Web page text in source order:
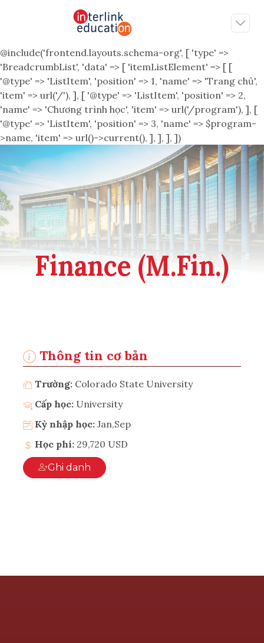
@include('frontend.layouts.schema-org', [ 'type' =>
'BreadcrumbList', 'data' => [ 'itemListElement' => [ [
'@type' => 'ListItem', 'position' => 1, 'name' => 'Trang chủ',
'item' => url('/'), ], [ '@type' => 'ListItem', 'position' => 2,
'name' => 'Chương trình học', 'item' => url('/program'), ], [
'@type' => 'ListItem', 'position' => 3, 'name' => $program-
>name, 'item' => url()->current(), ], ], ], ])
Finance (M.Fin.)
Thông tin cơ bản
Trường: Colorado State University
Cấp học: University
Kỳ nhập học: Jan,Sep
Học phí: 29,720 USD
Ghi danh